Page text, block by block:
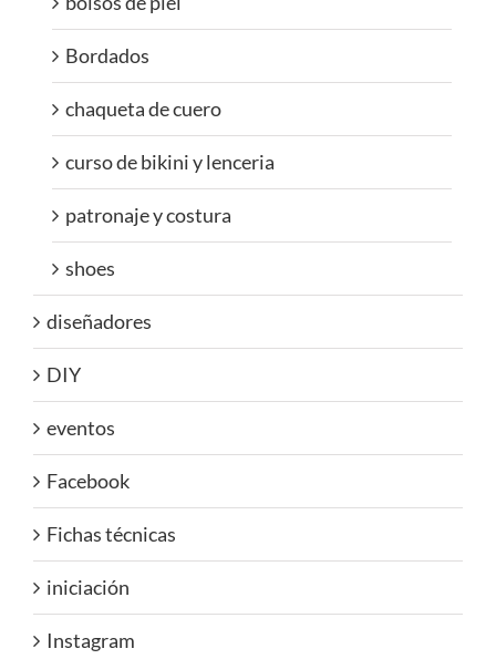
Bordados
chaqueta de cuero
curso de bikini y lenceria
patronaje y costura
shoes
diseñadores
DIY
eventos
Facebook
Fichas técnicas
iniciación
Instagram